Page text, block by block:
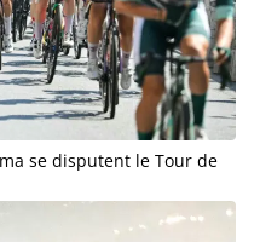
se disputent le Tour de